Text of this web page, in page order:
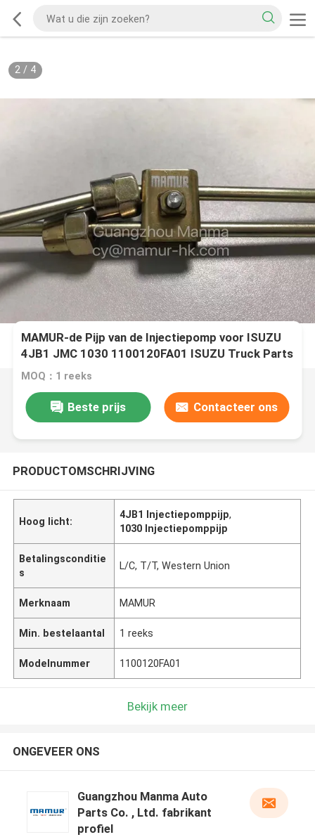
2/ 4
MAMUR-de Pijp van de Injectiepomp voor ISUZU
4JB1 JMC 1030 1100120FA01 ISUZU Truck Parts
MOQ：1 reeks
Beste prijs Contacteer ons
PRODUCTOMSCHRIJVING
Hoog licht:
4JB1 Injectiepomppijp,
1030 Injectiepomppijp
Betalingsconditie
s
L/C, T/T, Western Union
Merknaam MAMUR
Min. bestelaantal 1 reeks
Modelnummer 1100120FA01
Bekijk meer
ONGEVEER ONS
Guangzhou Manma Auto
Parts Co. , Ltd. fabrikant
profiel